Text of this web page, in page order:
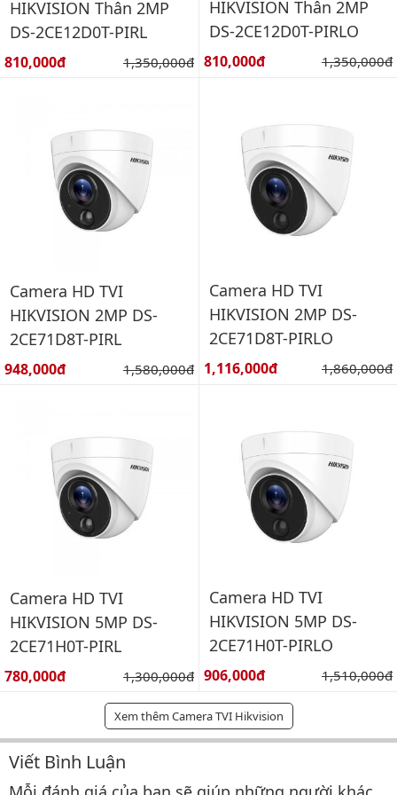
HIKVISION Thân 2MP
DS-2CE12D0T-PIRL
Giá bán:
810,000đ Giá gốc:
1,350,000đ
HIKVISION Thân 2MP
DS-2CE12D0T-PIRLO
Giá bán:
810,000đ Giá gốc:
1,350,000đ
Camera HD TVI
HIKVISION 2MP DS-
2CE71D8T-PIRL
Giá bán:
948,000đ Giá gốc:
1,580,000đ
Camera HD TVI
HIKVISION 2MP DS-
2CE71D8T-PIRLO
Giá bán:
1,116,000đ Giá gốc:
1,860,000đ
Camera HD TVI
HIKVISION 5MP DS-
2CE71H0T-PIRL
Giá bán:
780,000đ Giá gốc:
1,300,000đ
Camera HD TVI
HIKVISION 5MP DS-
2CE71H0T-PIRLO
Giá bán:
906,000đ Giá gốc:
1,510,000đ
Xem thêm Camera TVI Hikvision
Bình luận & Đánh giá
Viết Bình Luận